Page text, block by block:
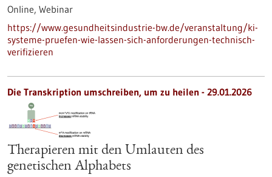
Online, Webinar
https://www.gesundheitsindustrie-bw.de/veranstaltung/ki-
systeme-pruefen-wie-lassen-sich-anforderungen-technisch-
verifizieren
Die Transkription umschreiben, um zu heilen - 29.01.2026
Therapieren mit den Umlauten des
genetischen Alphabets